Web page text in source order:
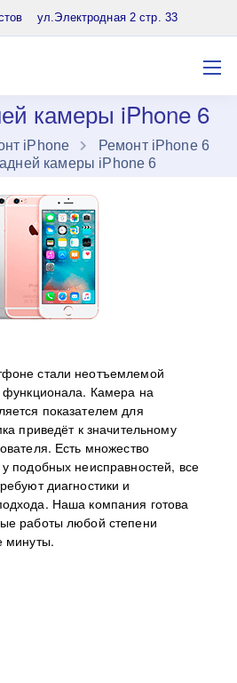
ул.Электродная 2 стр. 33
камеры iPhone 6
iPhone
Ремонт iPhone 6
камеры iPhone 6
стали неотъемлемой
функционала. Камера на
показателем для
приведёт к значительному
Есть множество
подобных неисправностей, все
диагностики и
Наша компания готова
работы любой степени
минуты.